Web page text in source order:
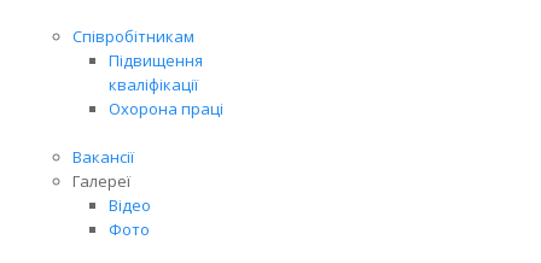
Співробітникам
Підвищення
кваліфікації
Охорона праці
Вакансії
Галереї
Відео
Фото